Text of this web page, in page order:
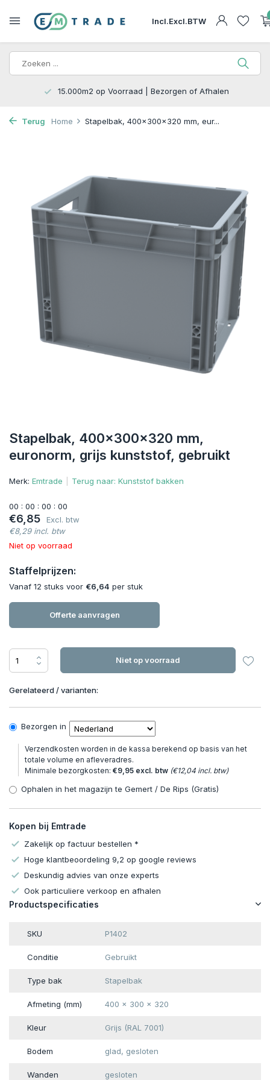
Incl.Excl.BTW
15.000m2 op Voorraad | Bezorgen of Afhalen
Terug Home Stapelbak, 400x300x320 mm, eur...
Stapelbak, 400x300x320 mm,
euronorm, grijs kunststof, gebruikt
Merk: Emtrade Terug naar: Kunststof bakken
00 : 00 : 00 : 00
€6,85
Excl. btw
€8,29 incl. btw
Niet op voorraad
Staffelprijzen:
Vanaf 12 stuks voor €6,64 per stuk
Offerte aanvragen
Niet op voorraad
Gerelateerd / varianten:
Bezorgen in
Verzendkosten worden in de kassa berekend op basis van het
totale volume en afleveradres.
Minimale bezorgkosten: €9,95 excl. btw (€12,04 incl. btw)
Ophalen in het magazijn te Gemert / De Rips (Gratis)
Kopen bij Emtrade
Zakelijk op factuur bestellen *
Hoge klantbeoordeling 9,2 op google reviews
Deskundig advies van onze experts
Ook particuliere verkoop en afhalen
Productspecificaties
SKU P1402
Conditie Gebruikt
Type bak Stapelbak
Afmeting (mm) 400 x 300 x 320
Kleur Grijs (RAL 7001)
Bodem glad, gesloten
Wanden gesloten